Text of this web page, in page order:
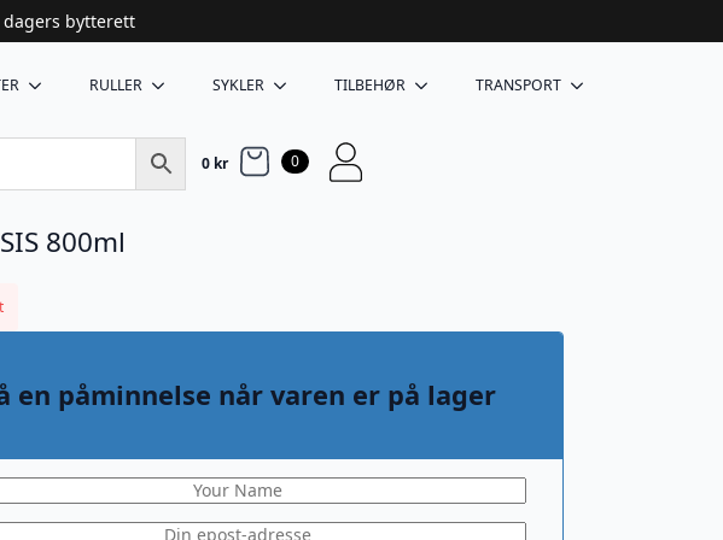
dagers bytterett
RULLER SYKLER TILBEHØR TRANSPORT
0 kr 0
800ml
en påminnelse når varen er på lager